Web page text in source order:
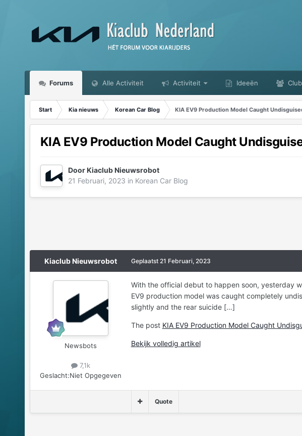
Forums Alle Activiteit Activiteit Ideeën
Start Kia nieuws Korean Car Blog KIA EV9 Production Model Caught
KIA EV9 Production Model Caught
DoorKiaclub Nieuwsrobot
21 Februari, 2023 in Korean Car Blog
Kiaclub Nieuwsrobot
Newsbots
7,1k
Geslacht:Niet Opgegeven
Geplaatst 21 Februari, 2023
With the official debut to happen soon, yesterday
EV9 production model was caught completely
slightly and the rear suicide […]
The post KIA EV9 Production Model Caught
Bekijk volledig artikel
Quote